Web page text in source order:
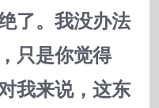
了。我没办法
只是你觉得
我来说，这东